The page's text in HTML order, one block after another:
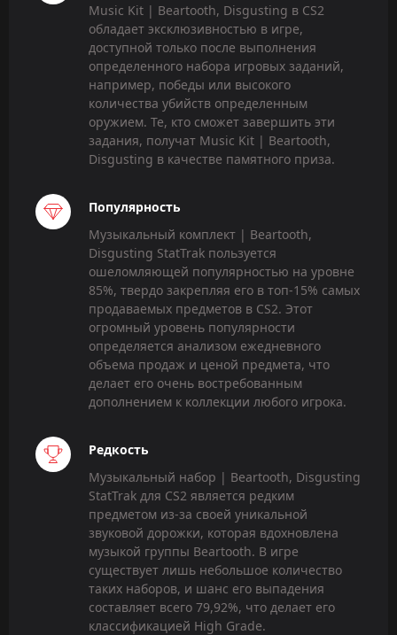
Music Kit | Beartooth, Disgusting в CS2
обладает эксклюзивностью в игре,
доступной только после выполнения
определенного набора игровых заданий,
например, победы или высокого
количества убийств определенным
оружием. Те, кто сможет завершить эти
задания, получат Music Kit | Beartooth,
Disgusting в качестве памятного приза.
Популярность
Музыкальный комплект | Beartooth,
Disgusting StatTrak пользуется
ошеломляющей популярностью на уровне
85%, твердо закрепляя его в топ-15% самых
продаваемых предметов в CS2. Этот
огромный уровень популярности
определяется анализом ежедневного
объема продаж и ценой предмета, что
делает его очень востребованным
дополнением к коллекции любого игрока.
Редкость
Музыкальный набор | Beartooth, Disgusting
StatTrak для CS2 является редким
предметом из-за своей уникальной
звуковой дорожки, которая вдохновлена
музыкой группы Beartooth. В игре
существует лишь небольшое количество
таких наборов, и шанс его выпадения
составляет всего 79,92%, что делает его
классификацией High Grade.